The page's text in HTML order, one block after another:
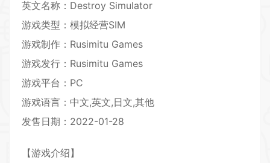
英文名称：Destroy Simulator
游戏类型： 模拟经营SIM
游戏制作：Rusimitu Games
游戏发行：Rusimitu Games
游戏平台：PC
游戏语言：中文,英文,日文,其他
发售日期：2022-01-28
【游戏介绍】